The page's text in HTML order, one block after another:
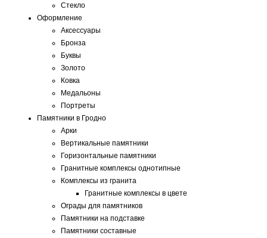
Стекло
Оформление
Аксессуары
Бронза
Буквы
Золото
Ковка
Медальоны
Портреты
Памятники в Гродно
Арки
Вертикальные памятники
Горизонтальные памятники
Гранитные комплексы однотипные
Комплексы из гранита
Гранитные комплексы в цвете
Ограды для памятников
Памятники на подставке
Памятники составные